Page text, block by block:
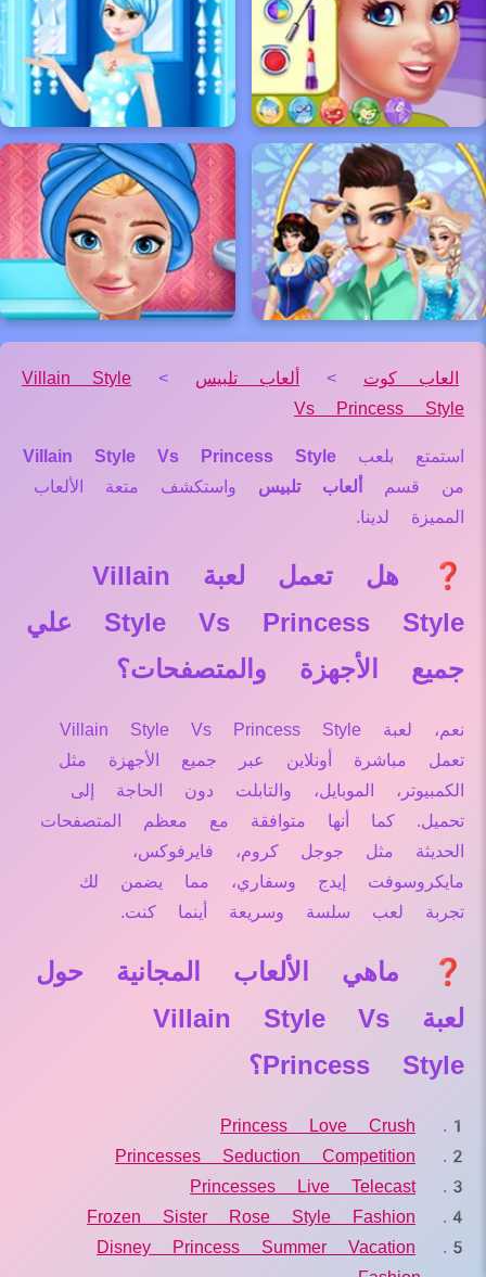
العاب كوت > ألعاب تلبيس >
Villain Style
Vs Princess Style
استمتع بلعب Villain Style Vs Princess Style
من قسم
ألعاب تلبيس واستكشف متعة الألعاب
المميزة لدينا.
❓ هل تعمل لعبة Villain
Style Vs Princess Style علي
جميع الأجهزة والمتصفحات؟
نعم، لعبة Villain Style Vs Princess Style
تعمل مباشرة أونلاين عبر جميع الأجهزة مثل
الكمبيوتر، الموبايل، والتابلت دون الحاجة إلى
تحميل. كما أنها متوافقة مع معظم المتصفحات
الحديثة مثل جوجل كروم، فايرفوكس،
مايكروسوفت إيدج وسفاري، مما يضمن لك
تجربة لعب سلسة وسريعة أينما كنت.
❓ ماهي الألعاب المجانية حول
لعبة Villain Style Vs
Princess Style؟
Princess Love Crush
Princesses Seduction Competition
Princesses Live Telecast
Frozen Sister Rose Style Fashion
Disney Princess Summer Vacation